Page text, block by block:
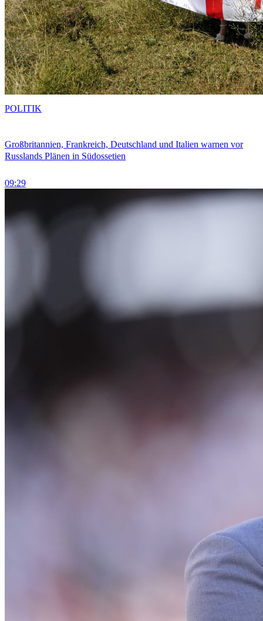
Großbritannien, Frankreich, Deutschland und Italien warnen vor
Russlands Plänen in Südossetien
09:29
POLITIK